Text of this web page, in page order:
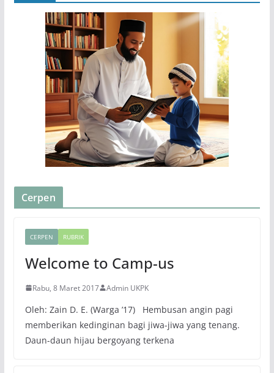
Cerpen
CERPEN RUBRIK
Welcome to Camp-us
Rabu, 8 Maret 2017 Admin UKPK
Oleh: Zain D. E. (Warga ’17) Hembusan angin pagi
memberikan kedinginan bagi jiwa-jiwa yang tenang.
Daun-daun hijau bergoyang terkena